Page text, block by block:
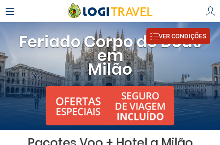
Feriado Corpo de Deus
em
Milão
VER CONDIÇÕES